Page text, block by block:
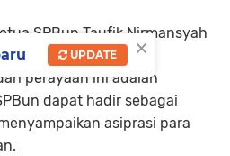
SPBun Taufik Nirmansyah
ini sengaja dirayakan
perayaan ini adalah
dapat hadir sebagai
asiprasi para
×
UPDATE